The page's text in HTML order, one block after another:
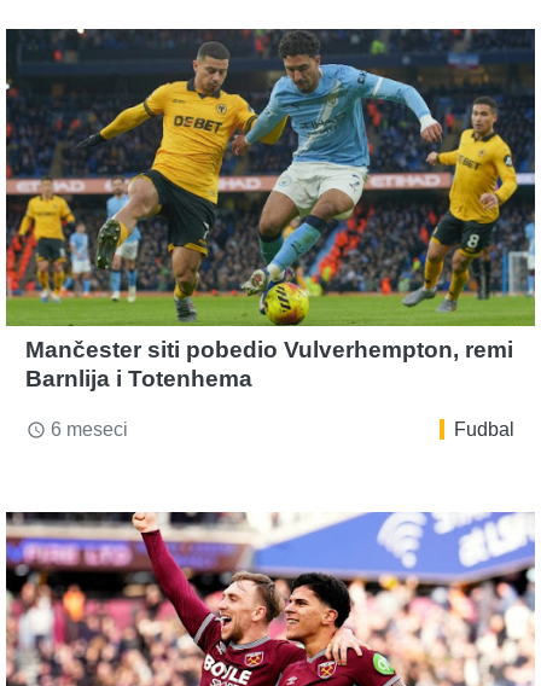
Mančester siti pobedio Vulverhempton, remi
Barnlija i Totenhema
access_time 6 meseci Fudbal